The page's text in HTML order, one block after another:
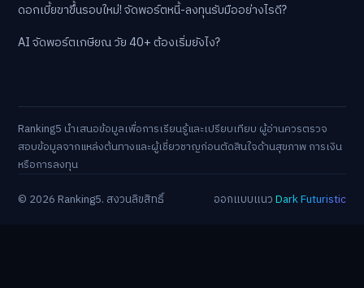
ดอกเบี้ยขาขึ้นรอบใหม่! จัดพอร์ตหนี้-ลงทุนรับมืออย่างไรดี?
AI จัดพอร์ตเกษียณ วัย 40+ ต้องเริ่มยังไง?
Ranking5 นำเสนอข้อมูลเพื่อการเรียนรู้และเปรียบเทียบ ผู้อ่านควรตรวจ
สอบข้อมูลจากแหล่งต้นทางและผู้เชี่ยวชาญก่อนตัดสินใจด้านสุขภาพ การเงิน
หรือการลงทุน
© 2026 Ranking5. สงวนลิขสิทธิ์
ออกแบบแนวDark Futuristic